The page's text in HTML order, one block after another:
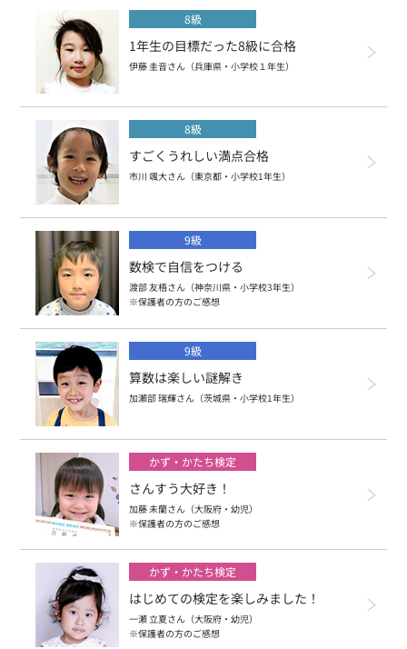
8級
1年生の目標だった8級に合格
伊藤 圭音さん（兵庫県・小学校１年生）
8級
すごくうれしい満点合格
市川 颯大さん（東京都・小学校1年生）
9級
数検で自信をつける
渡部 友梧さん（神奈川県・小学校3年生）
※保護者の方のご感想
9級
算数は楽しい謎解き
加瀬部 瑞輝さん（茨城県・小学校1年生）
かず・かたち検定
さんすう大好き！
加藤 未蘭さん（大阪府・幼児）
※保護者の方のご感想
かず・かたち検定
はじめての検定を楽しみました！
一瀬 立夏さん（大阪府・幼児）
※保護者の方のご感想